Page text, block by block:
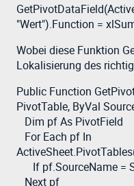
"Wert").Function =
Wobei diese Funktion
Lokalisierung des
Public Function
PivotTable, ByVal
Dim pf As PivotField
For Each pf In
If pf.SourceName =
Next pf